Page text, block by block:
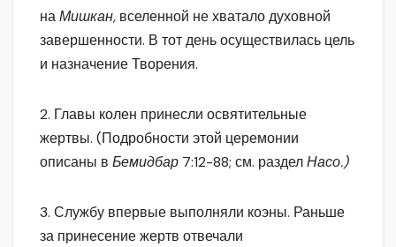
наМишкан, вселенной не хватало духовной
завершенности. В тот день осуществилась цель
и назначение Творения.
2. Главы колен принесли освятительные
жертвы. (Подробности этой церемонии
описаны в Бемидбар 7:12-88; см. разделНасо.)
3. Службу впервые выполняли коэны. Раньше
за принесение жертв отвечали